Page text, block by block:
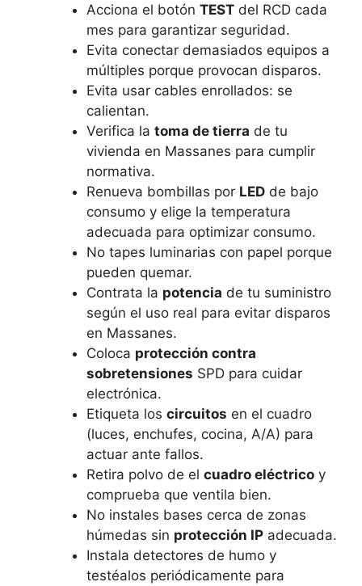
Acciona el botón TESTdel RCD cada
mes para garantizar seguridad.
Evita conectar demasiados equipos a
múltiples porque provocan disparos.
Evita usar cables enrollados: se
calientan.
Verifica la toma de tierra de tu
vivienda en Massanes para cumplir
normativa.
Renueva bombillas por LEDde bajo
consumo y elige la temperatura
adecuada para optimizar consumo.
No tapes luminarias con papel porque
pueden quemar.
Contrata la potencia de tu suministro
según el uso real para evitar disparos
en Massanes.
Coloca protección contra
sobretensiones SPD para cuidar
electrónica.
Etiqueta los circuitos en el cuadro
(luces, enchufes, cocina, A/A) para
actuar ante fallos.
Retira polvo de el cuadro eléctricoy
comprueba que ventila bien.
No instales bases cerca de zonas
húmedas sin protección IPadecuada.
Instala detectores de humo y
testéalos periódicamente para